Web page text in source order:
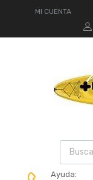
MI CUENTA
Ayuda: